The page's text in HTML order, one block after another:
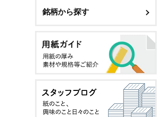
銘柄から探す